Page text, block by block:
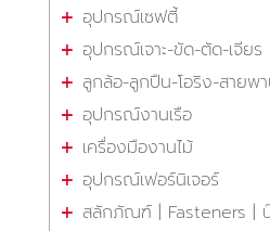
อุปกรณ์เซฟตี้
อุปกรณ์เจาะ-ขัด-ตัด-เจียร
ลูกล้อ-ลูกปืน-โอริง-สายพ
อุปกรณ์งานเรือ
เครื่องมืองานไม้
อุปกรณ์เฟอร์นิเจอร์
สลักภัณฑ์ | Fasteners |